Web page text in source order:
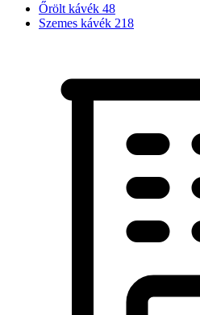
Őrölt kávék 48
Szemes kávék 218